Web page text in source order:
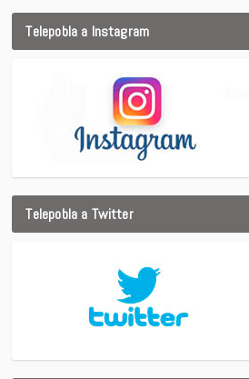
Telepobla a Instagram
Telepobla a Twitter